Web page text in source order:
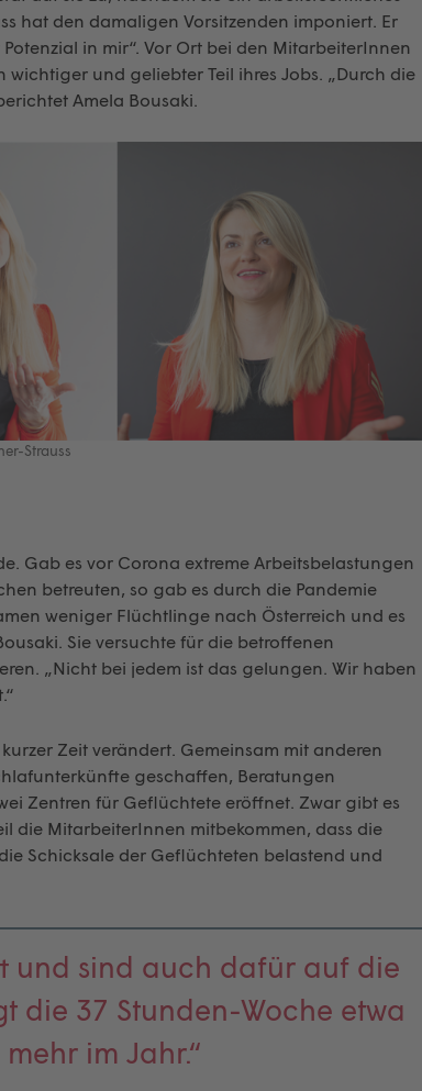
hat den damaligen Vorsitzenden imponiert. Er
in mir“. Vor Ort bei den MitarbeiterInnen
und geliebter Teil ihres Jobs. „Durch die
Amela Bousaki.
Strauss
Gab es vor Corona extreme Arbeitsbelastungen
betreuten, so gab es durch die Pandemie
weniger Flüchtlinge nach Österreich und es
Sie versuchte für die betroffenen
„Nicht bei jedem ist das gelungen. Wir haben
Zeit verändert. Gemeinsam mit anderen
geschaffen, Beratungen
Zentren für Geflüchtete eröffnet. Zwar gibt es
die MitarbeiterInnen mitbekommen, dass die
Schicksale der Geflüchteten belastend und
und sind auch dafür auf die
die 37 Stunden-Woche etwa
im Jahr.“